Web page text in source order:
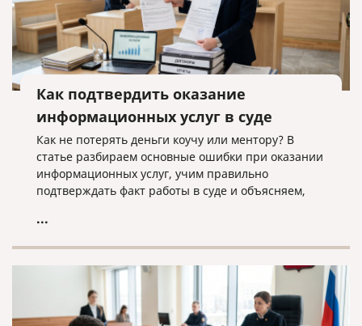
Как подтвердить оказание
информационных услуг в суде
Как не потерять деньги коучу или ментору? В
статье разбираем основные ошибки при оказании
информационных услуг, учим правильно
подтверждать факт работы в суде и объясняем,
прямой путь к взысканию неосновательного
...